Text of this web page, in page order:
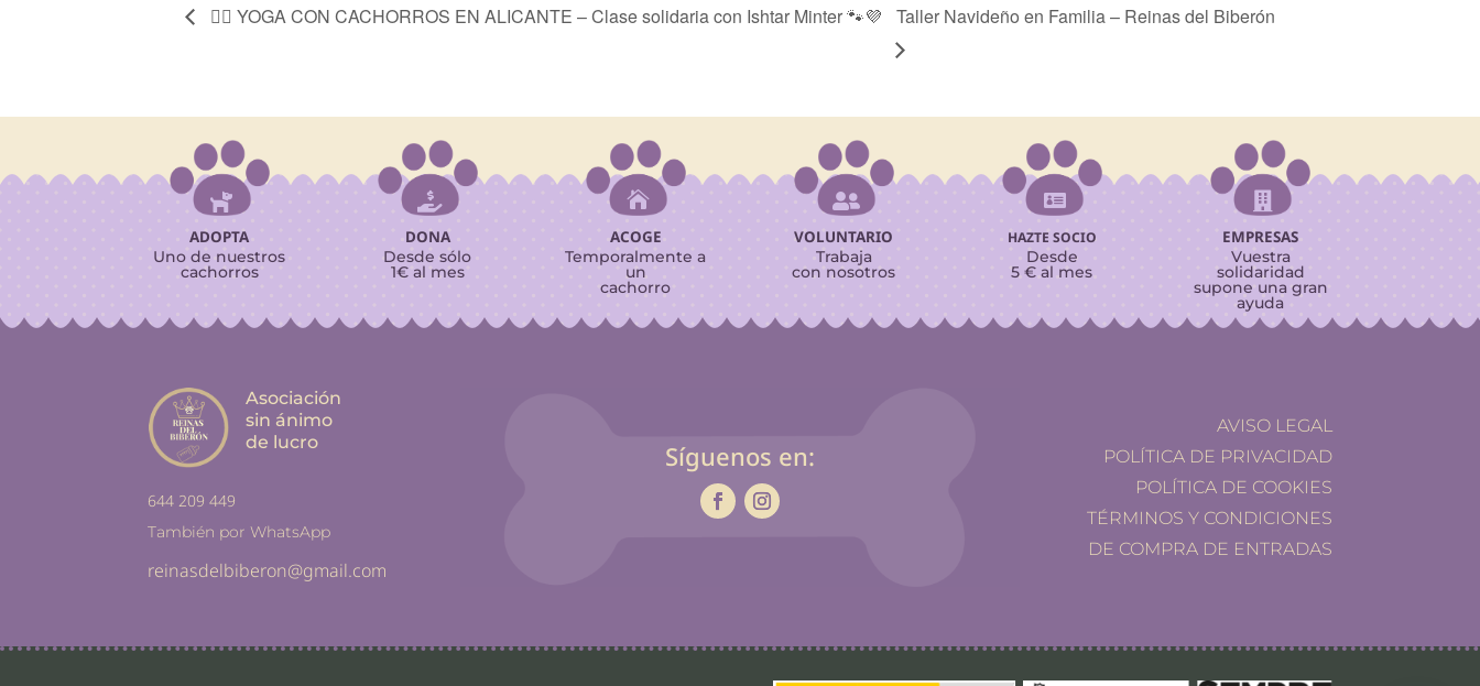
🧘‍♀️ YOGA CON CACHORROS EN ALICANTE – Clase solidaria con Ishtar Minter 🐾💜 Taller Navideño en Familia – Reinas del Biberón

ADOPTA
Uno de nuestros
cachorros

DONA
Desde sólo
1€ al mes

ACOGE
Temporalmente a
un
cachorro

VOLUNTARIO
Trabaja
con nosotros

HAZTE SOCIO
Desde
5 € al mes

EMPRESAS
Vuestra
solidaridad
supone una gran
ayuda
Asociación
sin ánimo
de lucro
644 209 449
También por WhatsApp
reinasdelbiberon@gmail.com
Síguenos en:
AVISO LEGAL
POLÍTICA DE PRIVACIDAD
POLÍTICA DE COOKIES
TÉRMINOS Y CONDICIONES
DE COMPRA DE ENTRADAS